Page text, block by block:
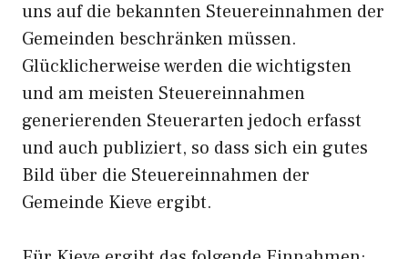
uns auf die bekannten Steuereinnahmen der
Gemeinden beschränken müssen.
Glücklicherweise werden die wichtigsten
und am meisten Steuereinnahmen
generierenden Steuerarten jedoch erfasst
und auch publiziert, so dass sich ein gutes
Bild über die Steuereinnahmen der
Gemeinde Kieve ergibt.